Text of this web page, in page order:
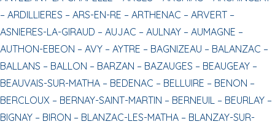
– ARDILLIERES – ARS-EN-RE – ARTHENAC – ARVERT –
ASNIERES-LA-GIRAUD – AUJAC – AULNAY – AUMAGNE –
AUTHON-EBEON – AVY – AYTRE – BAGNIZEAU – BALANZAC –
BALLANS – BALLON – BARZAN – BAZAUGES – BEAUGEAY –
BEAUVAIS-SUR-MATHA – BEDENAC – BELLUIRE – BENON –
BERCLOUX – BERNAY-SAINT-MARTIN – BERNEUIL – BEURLAY –
BIGNAY – BIRON – BLANZAC-LES-MATHA – BLANZAY-SUR-